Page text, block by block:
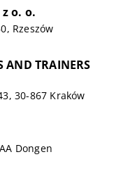
o. o.
Rzeszów
AND TRAINERS
30-867 Kraków
Dongen